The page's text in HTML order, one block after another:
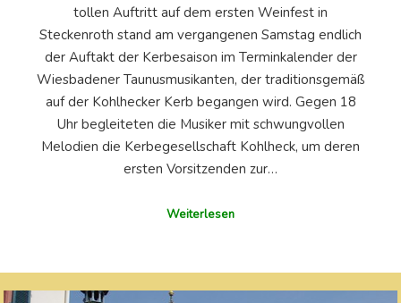
tollen Auftritt auf dem ersten Weinfest in
Steckenroth stand am vergangenen Samstag endlich
der Auftakt der Kerbesaison im Terminkalender der
Wiesbadener Taunusmusikanten, der traditionsgemäß
auf der Kohlhecker Kerb begangen wird. Gegen 18
Uhr begleiteten die Musiker mit schwungvollen
Melodien die Kerbegesellschaft Kohlheck, um deren
ersten Vorsitzenden zur…
Weiterlesen